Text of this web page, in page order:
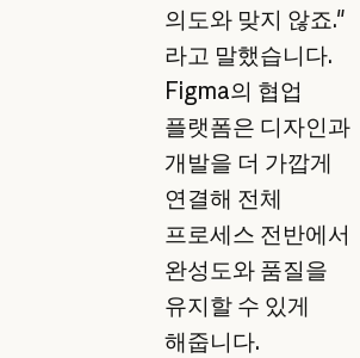
의도와 맞지 않죠."
라고 말했습니다.
Figma의 협업
플랫폼은 디자인과
개발을 더 가깝게
연결해 전체
프로세스 전반에서
완성도와 품질을
유지할 수 있게
해줍니다.